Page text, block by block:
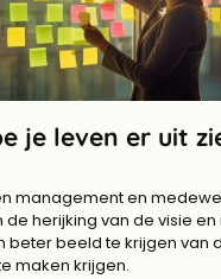
je leven er uit
management en
herijking van de visie en
beter beeld te krijgen van
maken krijgen.